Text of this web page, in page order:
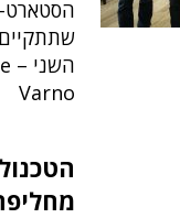
Varno